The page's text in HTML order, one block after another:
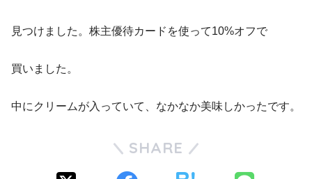
見つけました。株主優待カードを使って10%オフで
買いました。
中にクリームが入っていて、なかなか美味しかったです。
SHARE